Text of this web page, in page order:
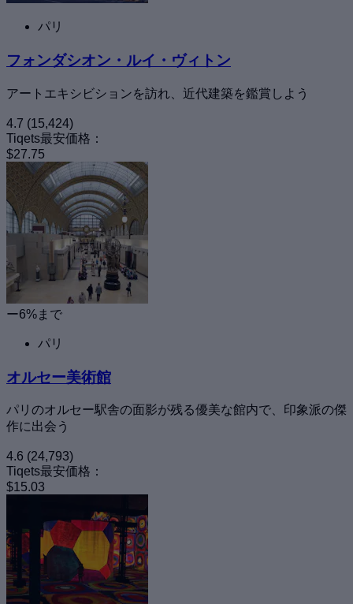
パリ
フォンダシオン・ルイ・ヴィトン
アートエキシビションを訪れ、近代建築を鑑賞しよう
4.7 (15,424)
Tiqets最安価格：
$27.75
ー6%まで
パリ
オルセー美術館
パリのオルセー駅舎の面影が残る優美な館内で、印象派の傑
作に出会う
4.6 (24,793)
Tiqets最安価格：
$15.03